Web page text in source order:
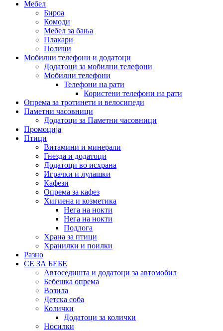
Мебел
Бироа
Комоди
Мебел за бања
Плакари
Полици
Мобилни телефони и додатоци
Додатоци за мобилни телефони
Мобилни телефони
Телефони на рати
Користени телефони на рати
Опрема за тротинети и велосипеди
Паметни часовници
Додатоци за Паметни часовници
Промоција
Птици
Витамини и минерали
Гнезда и додатоци
Додатоци во исхрана
Играчки и лулашки
Кафези
Опрема за кафез
Хигиена и козметика
Нега на нокти
Нега на нокти
Подлога
Храна за птици
Хранилки и поилки
Разно
СЕ ЗА БЕБЕ
Автоседишта и додатоци за автомобил
Бебешка опрема
Возила
Детска соба
Колички
Додатоци за колички
Носилки